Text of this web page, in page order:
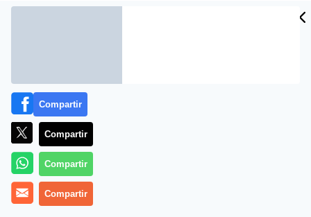
Han llamado poderosamente la atención de los
Compartir
Compartir
Compartir
Compartir